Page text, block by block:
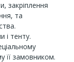
закріплення
та
і тенту.
її замовником.